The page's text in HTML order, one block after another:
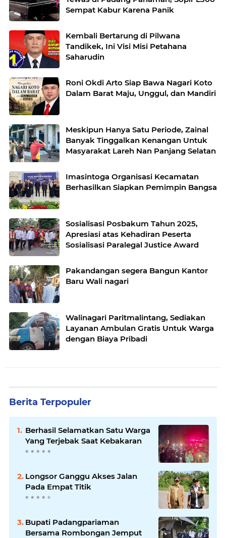
Sempat Kabur Karena Panik
Kembali Bertarung di Pilwana
Tandikek, Ini Visi Misi Petahana
Saharudin
Roni Okdi Arto Siap Bawa Nagari Koto
Dalam Barat Maju, Unggul, dan Mandiri
Meskipun Hanya Satu Periode, Zainal
Banyak Tinggalkan Kenangan Untuk
Masyarakat Lareh Nan Panjang Selatan
Imasintoga Organisasi Kecamatan
Berhasilkan Siapkan Pemimpin Bangsa
Sosialisasi Posbakum Tahun 2025,
Apresiasi atas Kehadiran Peserta
Sosialisasi Paralegal Justice Award
Pakandangan segera Bangun Kantor
Baru Wali nagari
Walinagari Paritmalintang, Sediakan
Layanan Ambulan Gratis Untuk Warga
dengan Biaya Pribadi
Berita Terpopuler
Berhasil Selamatkan Satu Warga
Yang Terjebak Saat Kebakaran
Longsor Ganggu Akses Jalan
Pada Empat Titik
Bupati Padangpariaman
Bersama Rombongan Jemput